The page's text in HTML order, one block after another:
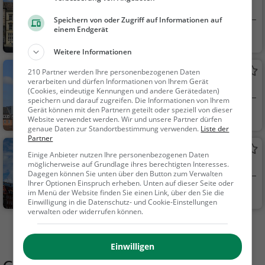
Bremen
St.-Martini-Kirche
Sehenswürdigkeit in Bremen
Bremen
Sehenswürdigkei
t
Bremer Roland
Steinstatue mit Rüstung und Wappen in
Bremen
Bremen
Familie & Kinder,
Sehenswürdigkeit
Mehr Aktivitäten in Bremen finden
Speichern von oder Zugriff auf Informationen auf
einem Endgerät
Weitere Informationen
210 Partner werden Ihre personenbezogenen Daten
verarbeiten und dürfen Informationen von Ihrem Gerät
(Cookies, eindeutige Kennungen und andere Gerätedaten)
speichern und darauf zugreifen. Die Informationen von Ihrem
Gerät können mit den Partnern geteilt oder speziell von dieser
Website verwendet werden. Wir und unsere Partner dürfen
genaue Daten zur Standortbestimmung verwenden. Liste der
Partner
Einige Anbieter nutzen Ihre personenbezogenen Daten
möglicherweise auf Grundlage ihres berechtigten Interesses.
Dagegen können Sie unten über den Button zum Verwalten
Ihrer Optionen Einspruch erheben. Unten auf dieser Seite oder
im Menü der Website finden Sie einen Link, über den Sie die
Einwilligung in die Datenschutz- und Cookie-Einstellungen
verwalten oder widerrufen können.
Einwilligen